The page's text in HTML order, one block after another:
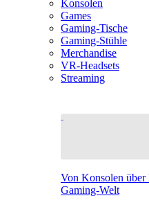
Konsolen
Games
Gaming-Tische
Gaming-Stühle
Merchandise
VR-Headsets
Streaming
Von Konsolen
Gaming-Welt